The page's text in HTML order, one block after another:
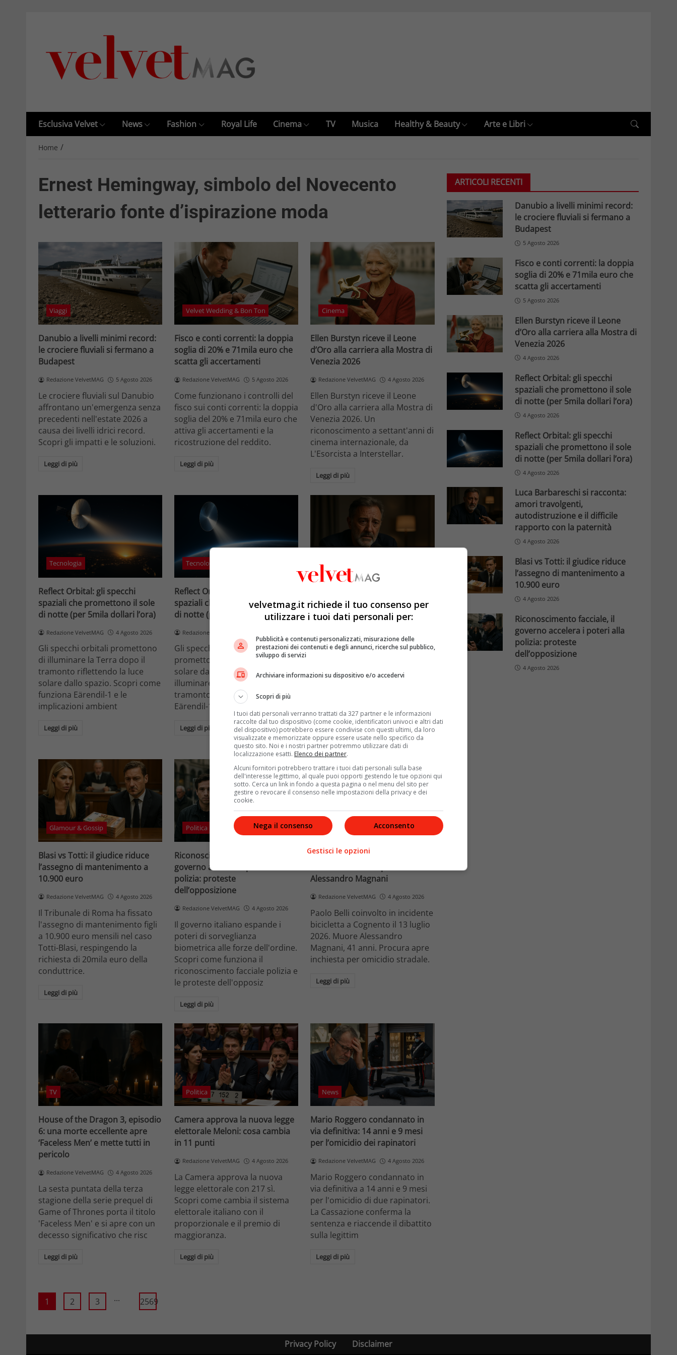
Esclusiva Velvet News Fashion Royal Life Cinema TV Musica Healthy & Beauty Arte e Libri
Home /
Ernest Hemingway, simbolo del Novecento
letterario fonte d’ispirazione moda
Viaggi
Danubio a livelli minimi record:
le crociere fluviali si fermano a
Budapest
Redazione VelvetMAG 5 Agosto 2026
Le crociere fluviali sul Danubio
affrontano un'emergenza senza
precedenti nell'estate 2026 a
causa dei livelli idrici record.
Scopri gli impatti e le soluzioni.
Leggi di più
Velvet Wedding & Bon Ton
Fisco e conti correnti: la doppia
soglia di 20% e 71mila euro che
scatta gli accertamenti
Redazione VelvetMAG 5 Agosto 2026
Come funzionano i controlli del
fisco sui conti correnti: la doppia
soglia del 20% e 71mila euro che
attiva gli accertamenti e la
ricostruzione del reddito.
Leggi di più
Cinema
Ellen Burstyn riceve il Leone
d’Oro alla carriera alla Mostra di
Venezia 2026
Redazione VelvetMAG 4 Agosto 2026
Ellen Burstyn riceve il Leone
d'Oro alla carriera alla Mostra di
Venezia 2026. Un
riconoscimento a settant'anni di
cinema internazionale, da
L'Esorcista a Interstellar.
Leggi di più
Tecnologia
Reflect Orbital: gli specchi
spaziali che promettono il sole
di notte (per 5mila dollari l’ora)
Redazione VelvetMAG 4 Agosto 2026
Gli specchi orbitali promettono
di illuminare la Terra dopo il
tramonto riflettendo la luce
solare dallo spazio. Scopri come
funziona Eärendil-1 e le
implicazioni ambient
Leggi di più
Tecnologia
Reflect Orbital: gli specchi
spaziali che promettono il sole
di notte (per 5mila dollari l’ora)
Redazione VelvetMAG
Gli specchi orbitali spaziali
promettono di riflettere la luce
solare dallo spazio per
illuminare la Terra dopo il
tramonto. Scopri come funziona
Eärendil-1 e le implicaz
Leggi di più
Esclusiva Velvet
amori travolgenti,
autodistruzione e il difficile
rapporto con la paternità
Redazione VelvetMAG 4 Agosto 2026
70 anni in un'intervista intima:
rapporto con la paternità
Leggi di più
Glamour & Gossip
Blasi vs Totti: il giudice riduce
l’assegno di mantenimento a
10.900 euro
Redazione VelvetMAG 4 Agosto 2026
Il Tribunale di Roma ha fissato
l'assegno di mantenimento figli
a 10.900 euro mensili nel caso
Totti-Blasi, respingendo la
richiesta di 20mila euro della
conduttrice.
Leggi di più
Politica
Riconoscimento facciale, il
governo accelera i poteri alla
polizia: proteste
dell’opposizione
Redazione VelvetMAG 4 Agosto 2026
Il governo italiano espande i
poteri di sorveglianza
biometrica alle forze dell'ordine.
Scopri come funziona il
riconoscimento facciale polizia e
le proteste dell'opposiz
Leggi di più
News
Paolo Belli, tragico incidente in
Alessandro Magnani
Redazione VelvetMAG 4 Agosto 2026
Paolo Belli coinvolto in incidente
bicicletta a Cognento il 13 luglio
2026. Muore Alessandro
Magnani, 41 anni. Procura apre
inchiesta per omicidio stradale.
Leggi di più
TV
House of the Dragon 3, episodio
6: una morte eccellente apre
‘Faceless Men’ e mette tutti in
pericolo
Redazione VelvetMAG 4 Agosto 2026
La sesta puntata della terza
stagione della serie prequel di
Game of Thrones porta il titolo
'Faceless Men' e si apre con un
decesso significativo che risc
Leggi di più
Politica
Camera approva la nuova legge
elettorale Meloni: cosa cambia
in 11 punti
Redazione VelvetMAG 4 Agosto 2026
La Camera approva la nuova
legge elettorale con 217 sì.
Scopri come cambia il sistema
elettorale italiano con il
proporzionale e il premio di
maggioranza.
Leggi di più
News
Mario Roggero condannato in
via definitiva: 14 anni e 9 mesi
per l’omicidio dei rapinatori
Redazione VelvetMAG 4 Agosto 2026
Mario Roggero condannato in
via definitiva a 14 anni e 9 mesi
per l'omicidio di due rapinatori.
La Cassazione conferma la
sentenza e riaccende il dibattito
sulla legittim
Leggi di più
1 2 3 ... 2569
ARTICOLI RECENTI
Danubio a livelli minimi record:
le crociere fluviali si fermano a
Budapest
5 Agosto 2026
Fisco e conti correnti: la doppia
soglia di 20% e 71mila euro che
scatta gli accertamenti
5 Agosto 2026
Ellen Burstyn riceve il Leone
d’Oro alla carriera alla Mostra di
Venezia 2026
4 Agosto 2026
Reflect Orbital: gli specchi
spaziali che promettono il sole
di notte (per 5mila dollari l’ora)
4 Agosto 2026
Reflect Orbital: gli specchi
spaziali che promettono il sole
di notte (per 5mila dollari l’ora)
4 Agosto 2026
Luca Barbareschi si racconta:
amori travolgenti,
autodistruzione e il difficile
rapporto con la paternità
4 Agosto 2026
Blasi vs Totti: il giudice riduce
l’assegno di mantenimento a
10.900 euro
4 Agosto 2026
Riconoscimento facciale, il
governo accelera i poteri alla
polizia: proteste
dell’opposizione
4 Agosto 2026
Privacy Policy Disclaimer
velvetmag.it richiede il tuo consenso per
utilizzare i tuoi dati personali per:
Pubblicità e contenuti personalizzati, misurazione delle
prestazioni dei contenuti e degli annunci, ricerche sul pubblico,
sviluppo di servizi
Archiviare informazioni su dispositivo e/o accedervi
Scopri di più
I tuoi dati personali verranno trattati da 327 partner e le informazioni
raccolte dal tuo dispositivo (come cookie, identificatori univoci e altri dati
del dispositivo) potrebbero essere condivise con questi ultimi, da loro
visualizzate e memorizzate oppure essere usate nello specifico da
questo sito. Noi e i nostri partner potremmo utilizzare dati di
localizzazione esatti. Elenco dei partner.
Alcuni fornitori potrebbero trattare i tuoi dati personali sulla base
dell'interesse legittimo, al quale puoi opporti gestendo le tue opzioni qui
sotto. Cerca un link in fondo a questa pagina o nel menu del sito per
gestire o revocare il consenso nelle impostazioni della privacy e dei
cookie.
Acconsento
Nega il consenso
Gestisci le opzioni